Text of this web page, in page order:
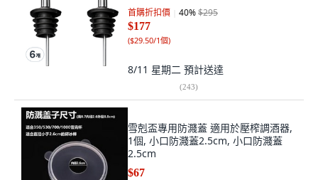
首購折扣價 40%$295
$177
($29.50/1個)
8/11 星期二 預計送達
(243)
雪剋盃專用防濺蓋 適用於壓榨調酒器,
1個, 小口防濺蓋2.5cm, 小口防濺蓋
2.5cm
$67